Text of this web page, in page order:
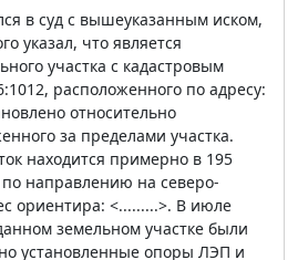
в суд с вышеуказанным иском,
указал, что является
участка с кадастровым
расположенного по адресу:
относительно
за пределами участка.
находится примерно в 195
направлению на северо-
ориентира: <.........>. В июле
земельном участке были
установленные опоры ЛЭП и